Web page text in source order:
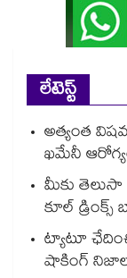
లేటెస్ట్
అత్యంత
ఖమేనీ
మీకు తెలుసా
కూల్ డ్రింక్స్
ట్యాటూ
షాకింగ్